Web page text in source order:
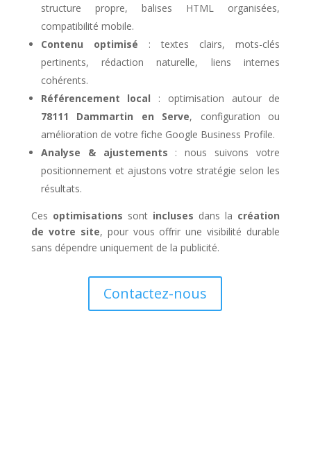
structure propre, balises HTML organisées,
compatibilité mobile.
Contenu optimisé : textes clairs, mots-clés
pertinents, rédaction naturelle, liens internes
cohérents.
Référencement local : optimisation autour de
78111 Dammartin en Serve, configuration ou
amélioration de votre fiche Google Business Profile.
Analyse & ajustements : nous suivons votre
positionnement et ajustons votre stratégie selon les
résultats.
Ces optimisations sont incluses dans la création
de votre site, pour vous offrir une visibilité durable
sans dépendre uniquement de la publicité.
Contactez-nous